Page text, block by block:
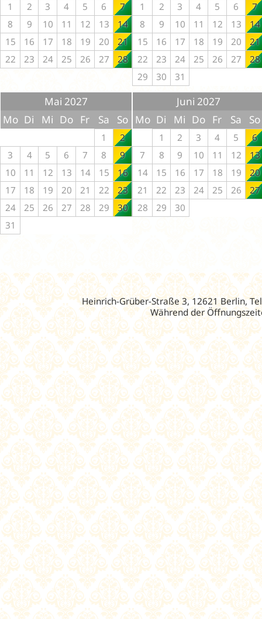
1 2 3 4 5 6
7
8
9 10 11 12 13
14
15
16 17 18 19 20
21
22
23 24 25 26 27 28
1 2 3 4 5 6
7
8
9 10 11 12 13
14
15
16 17 18 19 20
21
22
23 24 25 26 27
28
29
30 31
Mai 2027
Mo Di Mi Do Fr Sa So
1
2
3
4 5 6 7 8
9
10
11 12 13 14 15
16
17
18 19 20 21 22
23
24
25 26 27 28 29
30
31
Juni 2027
Mo Di Mi Do Fr Sa So
1 2 3 4 5
6
7
8 9 10 11 12
13
14
15 16 17 18 19
20
21
22 23 24 25 26
27
28
29 30
Heinrich-Grüber-Straße 3, 12621 Berlin,
Während der